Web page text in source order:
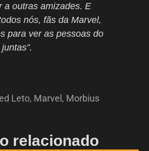
a outras amizades. E
nós, fãs da Marvel,
para ver as pessoas do
Leto, Marvel , Morbius
relacionado